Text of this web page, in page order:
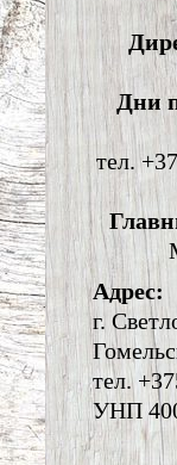
Дни
тел.
Адрес:
г.
тел.
УНП